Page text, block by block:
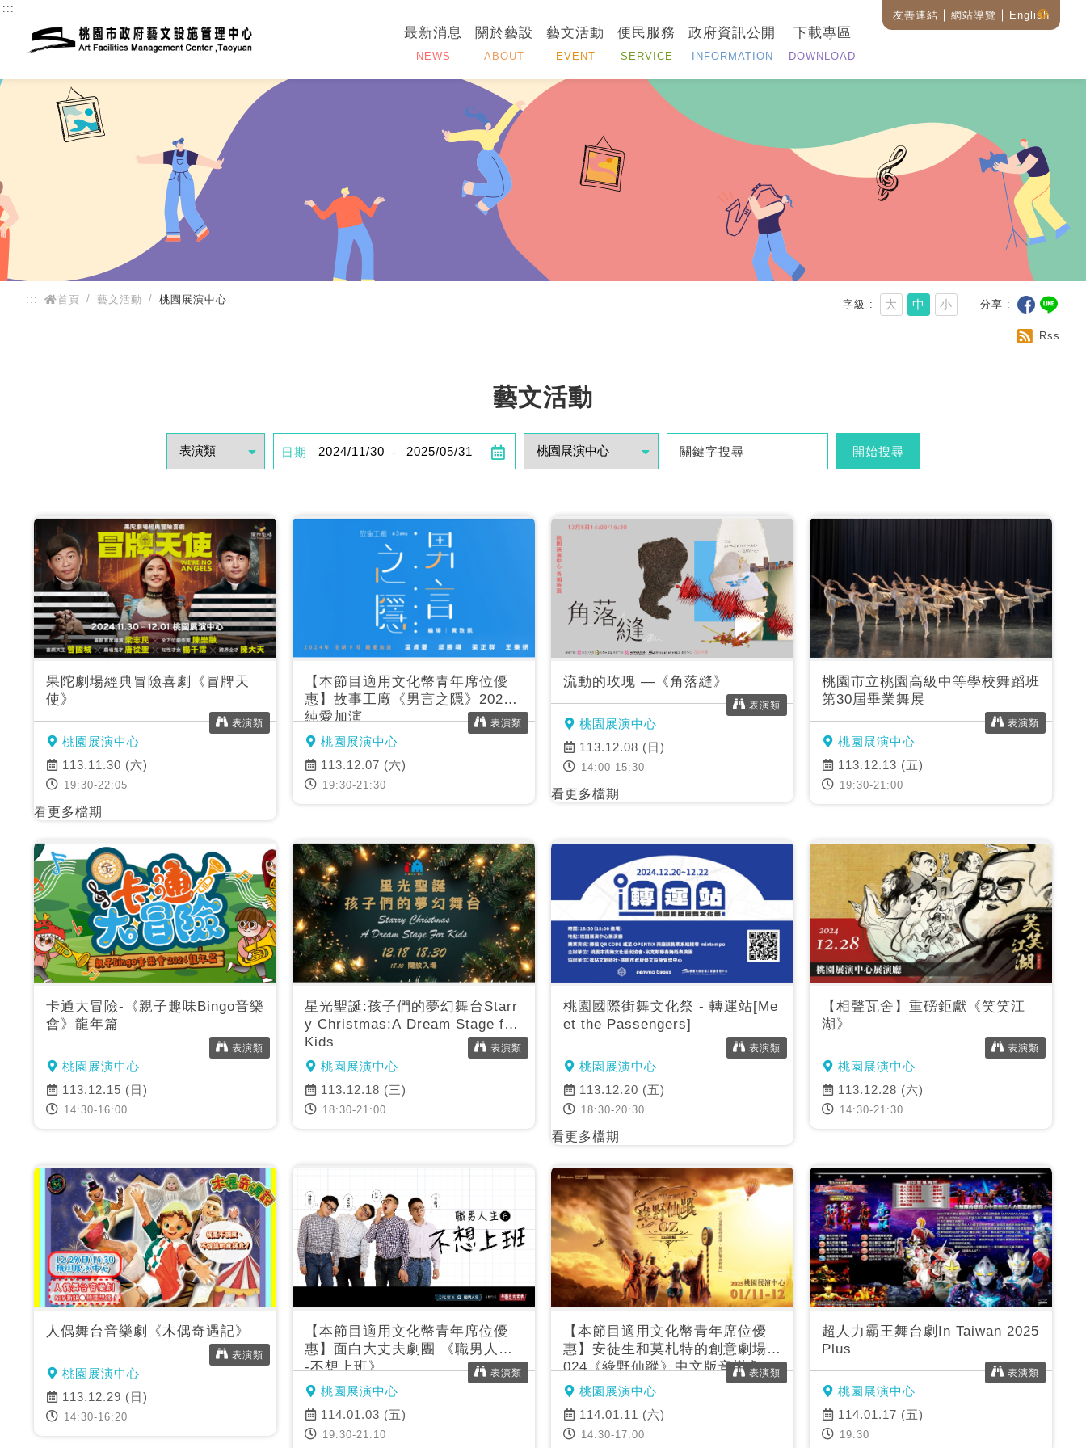
:::
最新消息
NEWS
關於藝設
ABOUT
藝文活動
EVENT
便民服務
SERVICE
政府資訊公開
INFORMATION
下載專區
DOWNLOAD
友善連結 網站導覽 English
::: 首頁 藝文活動 桃園展演中心 字級 大 中 小 分享
Rss
藝文活動
日期 - 開始搜尋
果陀劇場經典冒險喜劇《冒牌天
使》
桃園展演中心
表演類
113.11.30 (六)
19:30-22:05
看更多檔期
【本節目適用文化幣青年席位優
惠】故事工廠《男言之隱》2024
純愛加演
桃園展演中心
表演類
113.12.07 (六)
19:30-21:30
流動的玫瑰 —《角落縫》
桃園展演中心
表演類
113.12.08 (日)
14:00-15:30
看更多檔期
桃園市立桃園高級中等學校舞蹈班
第30屆畢業舞展
桃園展演中心
表演類
113.12.13 (五)
19:30-21:00
卡通大冒險-《親子趣味Bingo音樂
會》龍年篇
桃園展演中心
表演類
113.12.15 (日)
14:30-16:00
星光聖誕:孩子們的夢幻舞台Starr
y Christmas:A Dream Stage for
Kids
桃園展演中心
表演類
113.12.18 (三)
18:30-21:00
桃園國際街舞文化祭 - 轉運站[Me
et the Passengers]
桃園展演中心
表演類
113.12.20 (五)
18:30-20:30
看更多檔期
【相聲瓦舍】重磅鉅獻《笑笑江
湖》
桃園展演中心
表演類
113.12.28 (六)
14:30-21:30
人偶舞台音樂劇《木偶奇遇記》
桃園展演中心
表演類
113.12.29 (日)
14:30-16:20
【本節目適用文化幣青年席位優
惠】面白大丈夫劇團 《職男人生6
-不想上班》
桃園展演中心
表演類
114.01.03 (五)
19:30-21:10
【本節目適用文化幣青年席位優
惠】安徒生和莫札特的創意劇場-2
024《綠野仙蹤》中文版音樂劇
桃園展演中心
表演類
114.01.11 (六)
14:30-17:00
超人力霸王舞台劇In Taiwan 2025
Plus
桃園展演中心
表演類
114.01.17 (五)
19:30